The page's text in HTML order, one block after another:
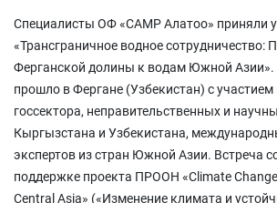
Специалисты ОФ «САМР Алатоо» приняли
«Трансграничное водное сотрудничество:
Ферганской долины к водам Южной
прошло в Фергане (Узбекистан) с участием
госсектора, неправительственных и
Кыргызстана и Узбекистана,
экспертов из стран Южной Азии. Встреча
поддержке проекта ПРООН «Climate Change
Central Asia» («Изменение климата и